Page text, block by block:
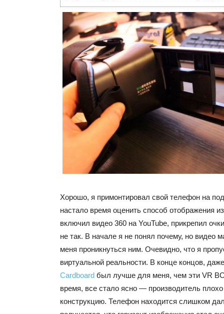
Хорошо, я примонтировал свой телефон на
настало время оценить способ отображения
включил видео 360 на YouTube, прикрепил
не так. В начале я не понял почему, но видео
меня проникнуться ним. Очевидно, что я
виртуальной реальности. В конце концов,
Cardboard был лучше для меня, чем эти VR
время, все стало ясно — производитель
конструкцию. Телефон находится слишком